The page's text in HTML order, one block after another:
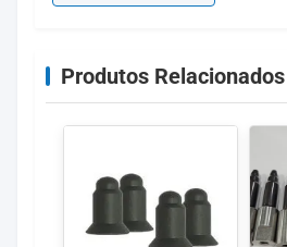
Produtos Relacionados